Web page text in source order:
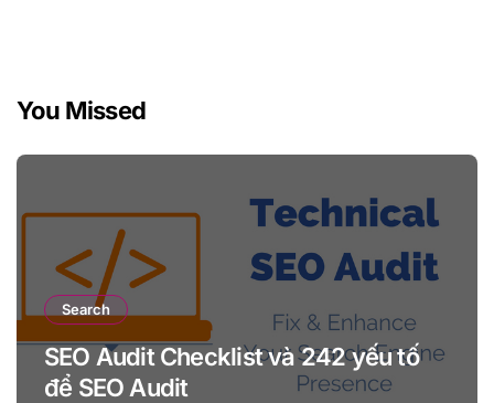
You Missed
Search
SEO Audit Checklist và 242 yếu tố
để SEO Audit